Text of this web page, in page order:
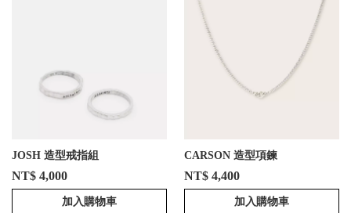
JOSH 造型戒指組
NT$ 4,000
加入購物車
CARSON 造型項鍊
NT$ 4,400
加入購物車